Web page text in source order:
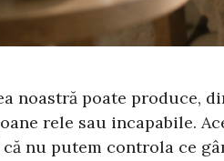
noastră poate produce,
rele sau incapabile.
nu putem controla ce